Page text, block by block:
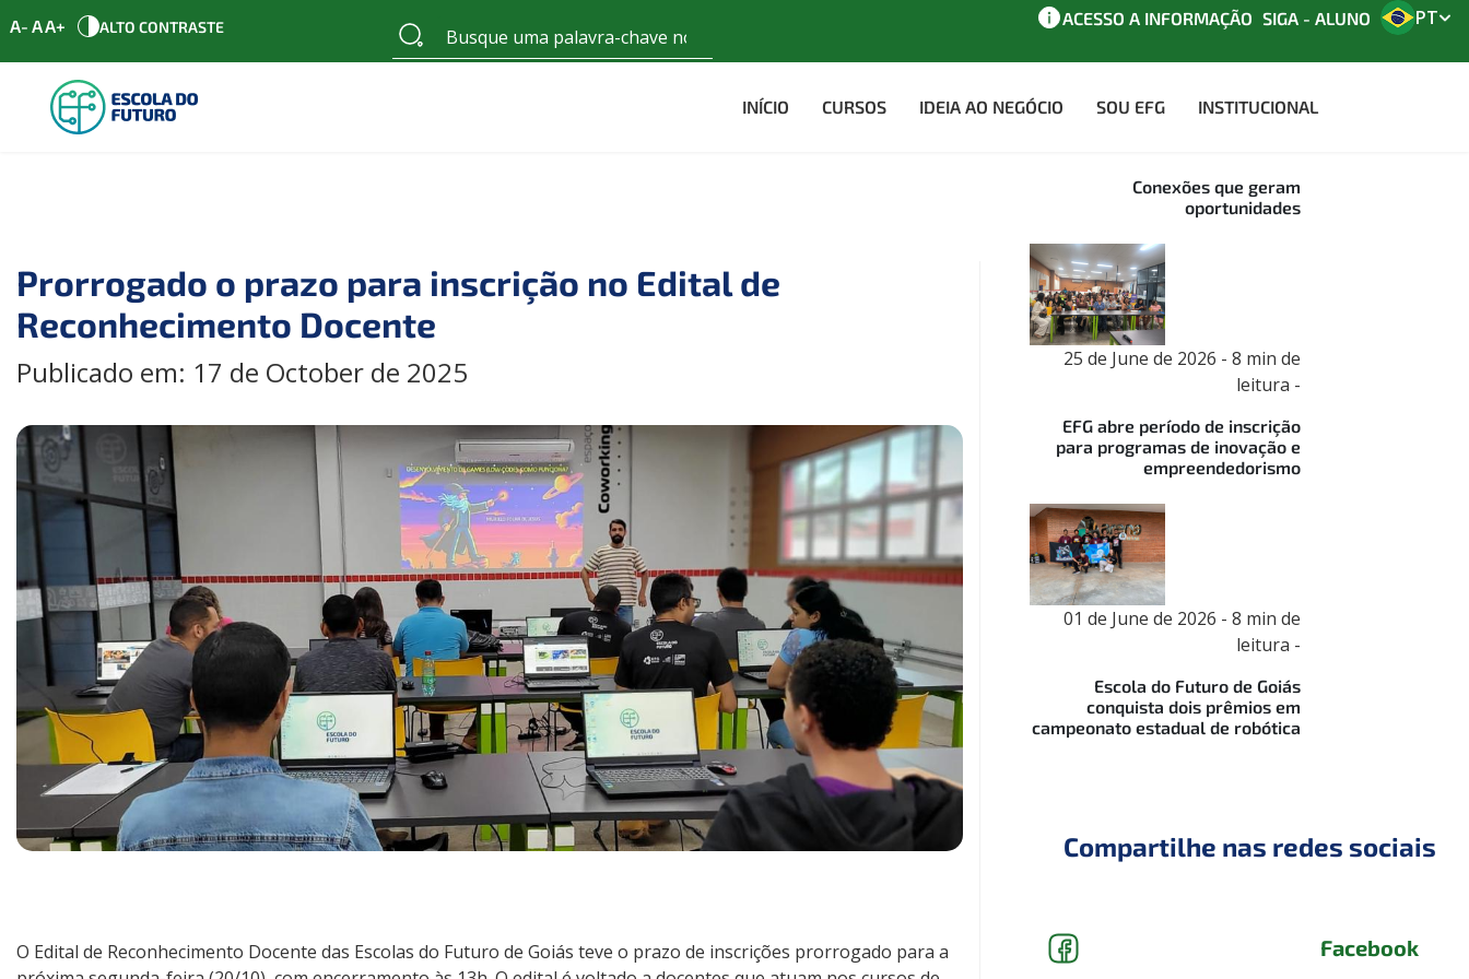
A- AA+ ALTO CONTRASTE ACESSO A INFORMAÇÃO SIGA - ALUNO PT
INÍCIO CURSOS IDEIA AO NEGÓCIO SOU EFG INSTITUCIONAL
Prorrogado o prazo para inscrição no Edital de
Reconhecimento Docente
Publicado em: 17 de October de 2025
O Edital de Reconhecimento Docente das Escolas do Futuro de Goiás teve o prazo de inscrições prorrogado para a
29 de June de 2026 - 8 min de
Conexões que geram
oportunidades
25 de June de 2026 - 8 min de
leitura -
EFG abre período de inscrição
para programas de inovação e
empreendedorismo
01 de June de 2026 - 8 min de
leitura -
Escola do Futuro de Goiás
conquista dois prêmios em
campeonato estadual de robótica
Compartilhe nas redes sociais
Facebook